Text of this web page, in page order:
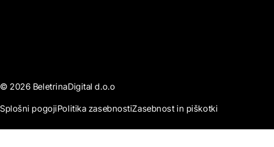
© 2026 BeletrinaDigital d.o.o
Splošni pogojiPolitika zasebnostiZasebnost in piškotki